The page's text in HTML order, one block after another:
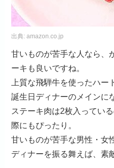
出典:amazon.co.jp
甘いものが苦手な人なら、
ーキも良いですね。
上質な飛騨牛を使ったハー
誕生日ディナーのメインに
ステーキ肉は2枚入ってい
際にもぴったり。
甘いものが苦手な男性・女
ディナーを振る舞えば、素